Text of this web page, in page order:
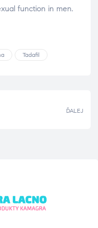
function in men.
Tadafil
ĎALEJ